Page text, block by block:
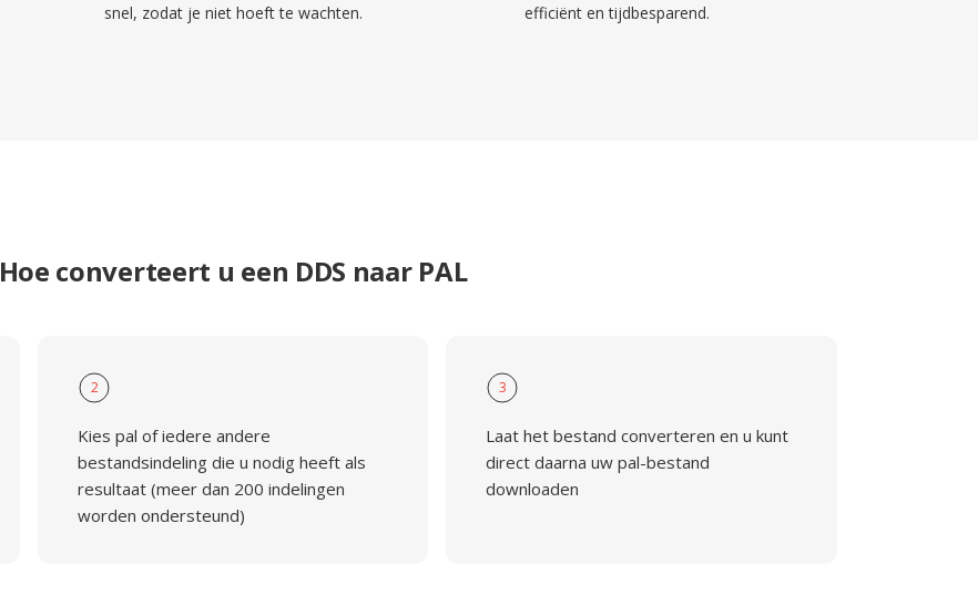
snel, zodat je niet hoeft te wachten.
efficiënt en tijdbesparend.
Hoe converteert u een DDS naar PAL
2
Kies pal of iedere andere
bestandsindeling die u nodig heeft als
resultaat (meer dan 200 indelingen
worden ondersteund)
3
Laat het bestand converteren en u kunt
direct daarna uw pal-bestand
downloaden